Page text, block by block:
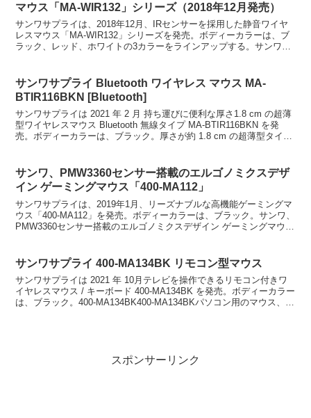
マウス「MA-WIR132」シリーズ（2018年12月発売）
サンワサプライは、2018年12月、IRセンサーを採用した静音ワイヤ
レスマウス「MA-WIR132」シリーズを発売。ボディーカラーは、ブ
ラック、レッド、ホワイトの3カラーをラインアップする。サンワ、
サンワサプライ Bluetooth ワイヤレス マウス MA-
BTIR116BKN [Bluetooth]
サンワサプライは 2021 年 2 月 持ち運びに便利な厚さ1.8 cm の超薄
型ワイヤレスマウス Bluetooth 無線タイプ MA-BTIR116BKN を発
売。ボディーカラーは、ブラック。厚さが約 1.8 cm の超薄型タイプ
サンワ、PMW3360センサー搭載のエルゴノミクスデザ
イン ゲーミングマウス「400-MA112」
サンワサプライは、2019年1月、リーズナブルな高機能ゲーミングマ
ウス「400-MA112」を発売。ボディーカラーは、ブラック。サンワ、
PMW3360センサー搭載のエルゴノミクスデザイン ゲーミングマウス
サンワサプライ 400-MA134BK リモコン型マウス
サンワサプライは 2021 年 10月テレビを操作できるリモコン付きワ
イヤレスマウス / キーボード 400-MA134BK を発売。ボディーカラー
は、ブラック。400-MA134BK400-MA134BKパソコン用のマウス、キ
スポンサーリンク